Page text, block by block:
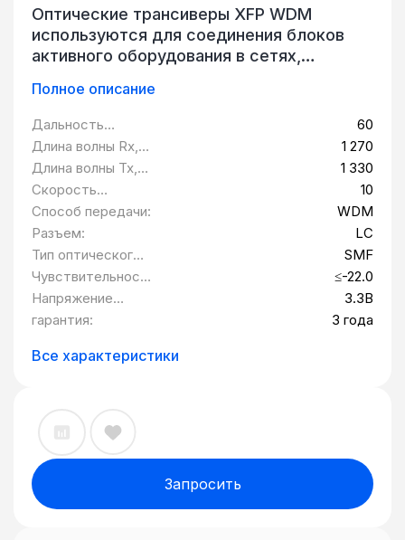
Оптические трансиверы XFP WDM
используются для соединения блоков
активного оборудования в сетях,
спектрального уплотнения каналов.
Модули берут на себя задачу приема и
передачи оптического сигнала для
дальнейшего преобразования его в
электрический. Поддерживается работа
в WDM-сетях на скорости 10 Гбит/с. Для
организации линии используется
одномодовое оптоволокно.
Полное описание
Дальность
передачи, км:
60
Длина волны Rx,
нм:
1 270
Длина волны Tx,
нм:
1 330
Скорость
передачи данных,
Гбит/c:
10
Способ передачи:
WDM
Разъем:
LC
Тип оптического
волокна:
SMF
Чувствительност
ь, дБ:
≤-22.0
Напряжение
питания:
3.3В
гарантия:
3 года
Все характеристики
Запросить